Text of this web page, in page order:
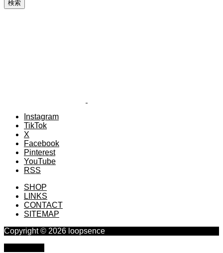
Instagram
TikTok
X
Facebook
Pinterest
YouTube
RSS
SHOP
LINKS
CONTACT
SITEMAP
Copyright © 2026 loopsence